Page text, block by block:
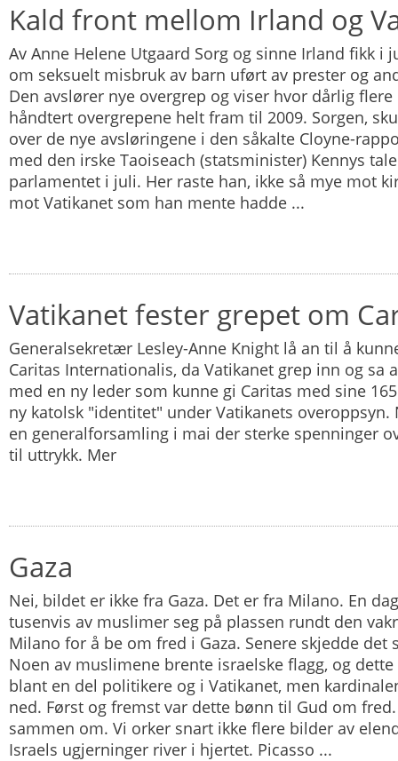
Kald front mellom Irland og
Av Anne Helene Utgaard Sorg og sinne Irland fikk i
om seksuelt misbruk av barn uført av prester og
Den avslører nye overgrep og viser hvor dårlig
håndtert overgrepene helt fram til 2009. Sorgen,
over de nye avsløringene i den såkalte Cloyne-
med den irske Taoiseach (statsminister) Kennys
parlamentet i juli. Her raste han, ikke så mye mot
mot Vatikanet som han mente hadde ...
Vatikanet fester grepet om
Generalsekretær Lesley-Anne Knight lå an til å
Caritas Internationalis, da Vatikanet grep inn og sa
med en ny leder som kunne gi Caritas med sine
ny katolsk "identitet" under Vatikanets
en generalforsamling i mai der sterke spenninger
til uttrykk. Mer
Gaza
Nei, bildet er ikke fra Gaza. Det er fra Milano. En
tusenvis av muslimer seg på plassen rundt den
Milano for å be om fred i Gaza. Senere skjedde det
Noen av muslimene brente israelske flagg, og
blant en del politikere og i Vatikanet, men
ned. Først og fremst var dette bønn til Gud om
sammen om. Vi orker snart ikke flere bilder av
Israels ugjerninger river i hjertet. Picasso ...